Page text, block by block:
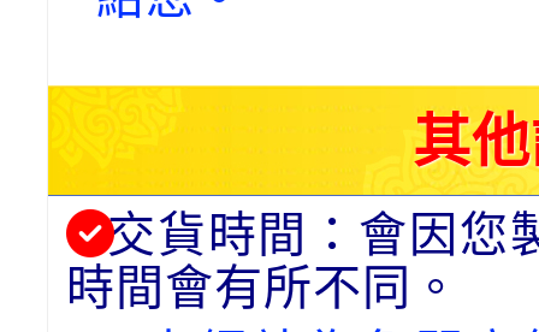
其
交貨時間：會因您
時間會有所不同。